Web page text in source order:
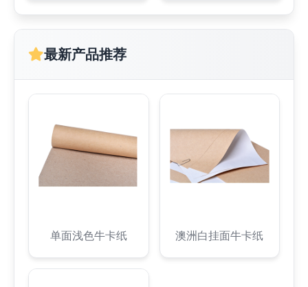
最新产品推荐
单面浅色牛卡纸 澳洲白挂面牛卡纸